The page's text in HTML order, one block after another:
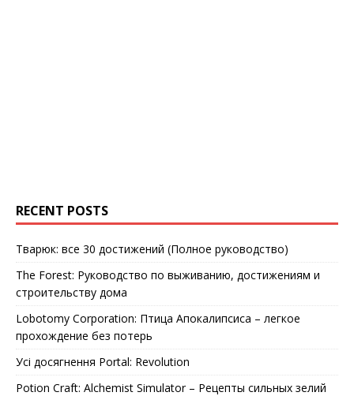
RECENT POSTS
Тварюк: все 30 достижений (Полное руководство)
The Forest: Руководство по выживанию, достижениям и
строительству дома
Lobotomy Corporation: Птица Апокалипсиса – легкое
прохождение без потерь
Усі досягнення Portal: Revolution
Potion Craft: Alchemist Simulator – Рецепты сильных зелий